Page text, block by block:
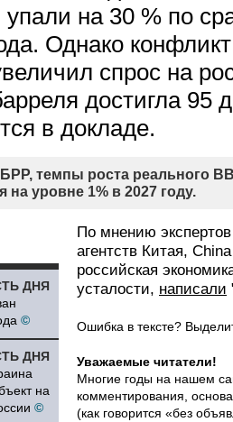
упали на 30 % по
Однако
спрос на
достигла 95
в докладе.
темпы роста реального
на уровне 1% в 2027 году.
ДНЯ
©
ДНЯ
на
©
По мнению
агентств Китая,
российская
усталости, написали
Ошибка в тексте?
Уважаемые читатели!
Многие годы на нашем
комментирования,
(как говорится «без